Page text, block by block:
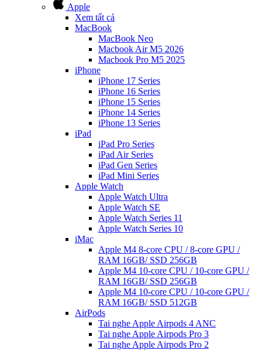
Apple
Xem tất cả
MacBook
MacBook Neo
Macbook Air M5 2026
Macbook Pro M5 2025
iPhone
iPhone 17 Series
iPhone 16 Series
iPhone 15 Series
iPhone 14 Series
iPhone 13 Series
iPad
iPad Pro Series
iPad Air Series
iPad Gen Series
iPad Mini Series
Apple Watch
Apple Watch Ultra
Apple Watch SE
Apple Watch Series 11
Apple Watch Series 10
iMac
Apple M4 8-core CPU / 8-core GPU /
RAM 16GB/ SSD 256GB
Apple M4 10-core CPU / 10-core GPU /
RAM 16GB/ SSD 256GB
Apple M4 10-core CPU / 10-core GPU /
RAM 16GB/ SSD 512GB
AirPods
Tai nghe Apple Airpods 4 ANC
Tai nghe Apple Airpods Pro 3
Tai nghe Apple Airpods Pro 2